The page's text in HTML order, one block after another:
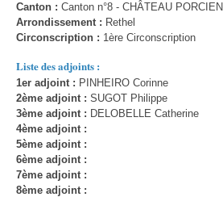
Canton : Canton n°8 - CHÂTEAU PORCIEN
Arrondissement : Rethel
Circonscription : 1ère Circonscription
Liste des adjoints :
1er adjoint : PINHEIRO Corinne
2ème adjoint : SUGOT Philippe
3ème adjoint : DELOBELLE Catherine
4ème adjoint :
5ème adjoint :
6ème adjoint :
7ème adjoint :
8ème adjoint :